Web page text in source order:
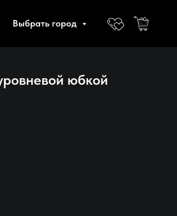
Выбрать город
юбкой